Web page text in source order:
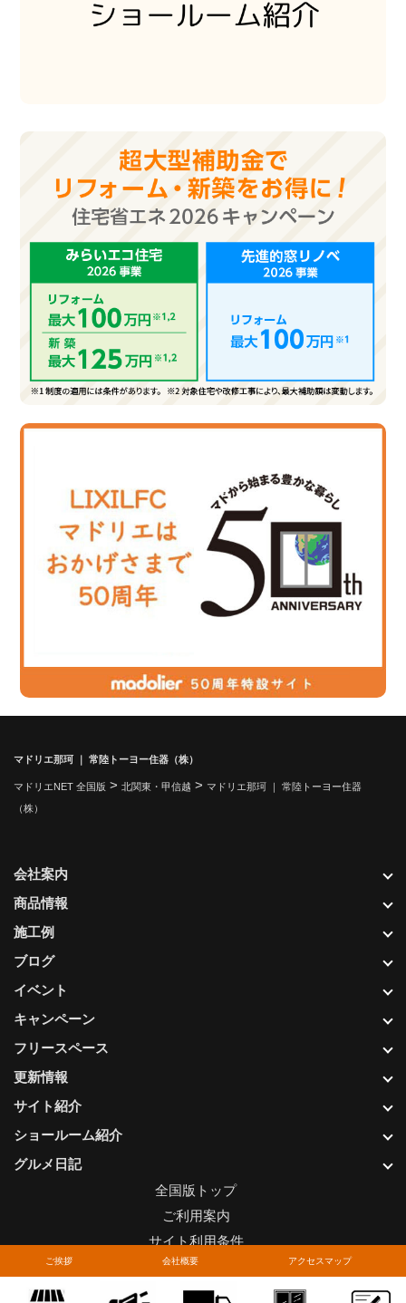
ご挨拶 会社概要 アクセスマップ
マドリエ那珂 ｜ 常陸トーヨー住器（株）
マドリエNET 全国版 > 北関東・甲信越 > マドリエ那珂 ｜ 常陸トーヨー住器
（株）
更新情報
サイト紹介
ショールーム紹介
グルメ日記
会社案内
商品情報
施工例
ブログ
イベント
キャンペーン
フリースペース
全国版トップ
ご利用案内
サイト利用条件
プライバシーポリシー
関連リンク